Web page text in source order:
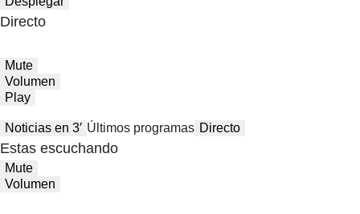
Directo
Mute
Volumen
Play
Noticias en 3′ Últimos programas Directo
Estas escuchando
Mute
Volumen